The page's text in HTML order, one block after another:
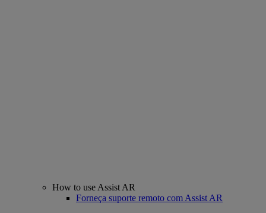
How to use Assist AR
Forneça suporte remoto com Assist AR